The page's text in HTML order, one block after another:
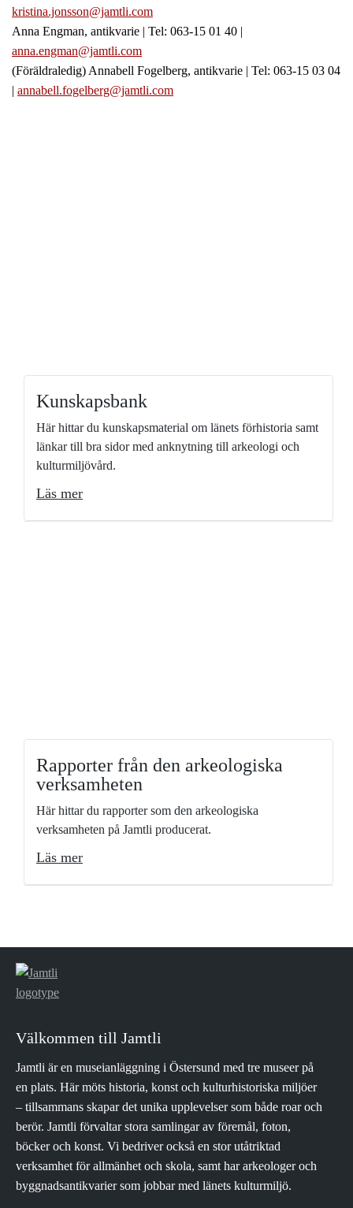
kristina.jonsson@jamtli.com
Anna Engman, antikvarie | Tel: 063-15 01 40 |
anna.engman@jamtli.com
(Föräldraledig) Annabell Fogelberg, antikvarie | Tel: 063-15 03 04
| annabell.fogelberg@jamtli.com
Kunskapsbank
Här hittar du kunskapsmaterial om länets förhistoria samt
länkar till bra sidor med anknytning till arkeologi och
kulturmiljövård.
Läs mer
Rapporter från den arkeologiska
verksamheten
Här hittar du rapporter som den arkeologiska
verksamheten på Jamtli producerat.
Läs mer
Välkommen till Jamtli
Jamtli är en museianläggning i Östersund med tre museer på
en plats. Här möts historia, konst och kulturhistoriska miljöer
– tillsammans skapar det unika upplevelser som både roar och
berör. Jamtli förvaltar stora samlingar av föremål, foton,
böcker och konst. Vi bedriver också en stor utåtriktad
verksamhet för allmänhet och skola, samt har arkeologer och
byggnadsantikvarier som jobbar med länets kulturmiljö.